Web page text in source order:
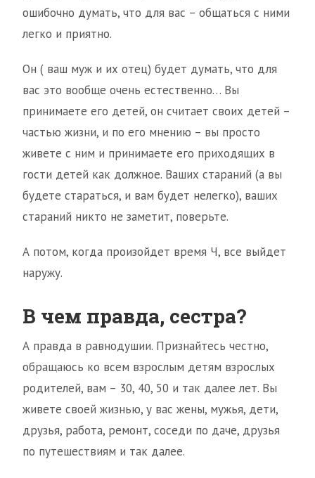
ошибочно думать, что для вас – общаться с ними
легко и приятно.
Он ( ваш муж и их отец) будет думать, что для
вас это вообще очень естественно… Вы
принимаете его детей, он считает своих детей –
частью жизни, и по его мнению – вы просто
живете с ним и принимаете его приходящих в
гости детей как должное. Ваших стараний (а вы
будете стараться, и вам будет нелегко), ваших
стараний никто не заметит, поверьте.
А потом, когда произойдет время Ч, все выйдет
наружу.
В чем правда, сестра?
А правда в равнодушии. Признайтесь честно,
обращаюсь ко всем взрослым детям взрослых
родителей, вам – 30, 40, 50 и так далее лет. Вы
живете своей жизнью, у вас жены, мужья, дети,
друзья, работа, ремонт, соседи по даче, друзья
по путешествиям и так далее.